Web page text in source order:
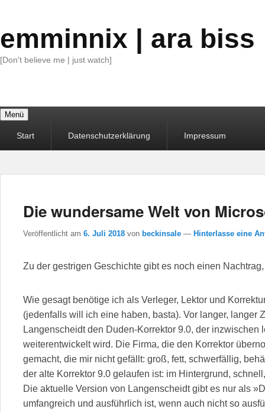
emminnix | ara biss
[Don't believe me | just watch]
Menü
MenüStart Datenschutzerklärung Impressum
Die wundersame Welt von
Veröffentlicht am 6. Juli 2018 von beckinsale — Hinterlasse eine
Zu der gestrigen Geschichte gibt es noch einen
Wie gesagt benötige ich als Verleger, Lektor und
(jedenfalls will ich eine haben, basta). Vor langer, langer
Langenscheidt den Duden-Korrektor 9.0, der inzwischen
weiterentwickelt wird. Die Firma, die den Korrektor
gemacht, die mir nicht gefällt: groß, fett, schwerfällig,
der alte Korrektor 9.0 gelaufen ist: im Hintergrund,
Die aktuelle Version von Langenscheidt gibt es nur als
umfangreich und ausführlich ist, wenn auch nicht so